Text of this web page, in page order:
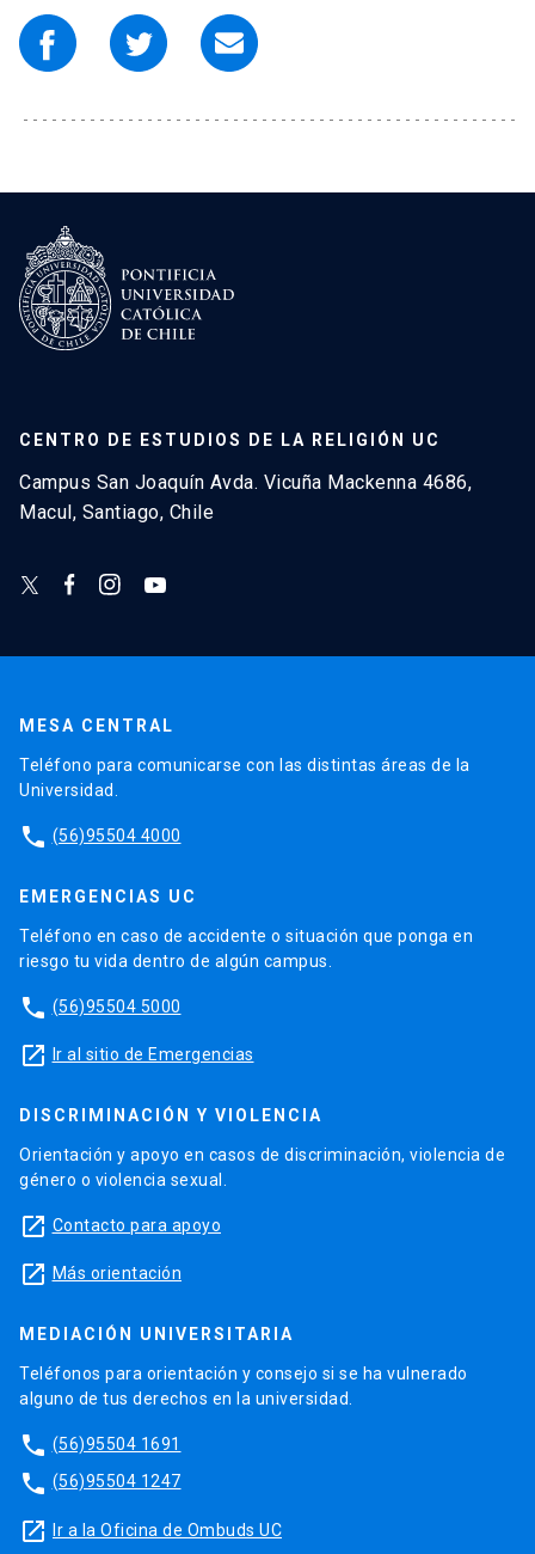
CENTRO DE ESTUDIOS DE LA RELIGIÓN UC
Campus San Joaquín Avda. Vicuña Mackenna 4686,
Macul, Santiago, Chile
MESA CENTRAL
Teléfono para comunicarse con las distintas áreas de la
Universidad.
phone (56)95504 4000
EMERGENCIAS UC
Teléfono en caso de accidente o situación que ponga en
riesgo tu vida dentro de algún campus.
phone (56)95504 5000
launch Ir al sitio de Emergencias
DISCRIMINACIÓN Y VIOLENCIA
Orientación y apoyo en casos de discriminación, violencia de
género o violencia sexual.
launch Contacto para apoyo
launch Más orientación
MEDIACIÓN UNIVERSITARIA
Teléfonos para orientación y consejo si se ha vulnerado
alguno de tus derechos en la universidad.
phone (56)95504 1691
phone (56)95504 1247
launch Ir a la Oficina de Ombuds UC